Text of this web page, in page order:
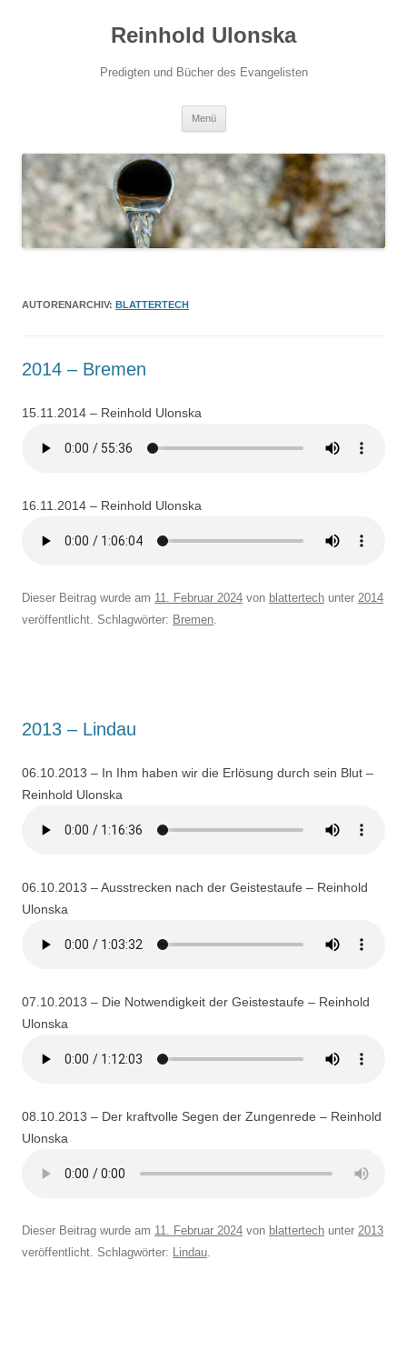
Reinhold Ulonska
Predigten und Bücher des Evangelisten
Menü
AUTORENARCHIV: BLATTERTECH
2014 – Bremen
15.11.2014 – Reinhold Ulonska
16.11.2014 – Reinhold Ulonska
Dieser Beitrag wurde am 11. Februar 2024 von blattertech unter 2014
veröffentlicht. Schlagwörter: Bremen
2013 – Lindau
06.10.2013 – In Ihm haben wir die Erlösung durch sein Blut –
Reinhold Ulonska
06.10.2013 – Ausstrecken nach der Geistestaufe – Reinhold
Ulonska
07.10.2013 – Die Notwendigkeit der Geistestaufe – Reinhold
Ulonska
08.10.2013 – Der kraftvolle Segen der Zungenrede – Reinhold
Ulonska
Dieser Beitrag wurde am 11. Februar 2024 von blattertech unter 2013
veröffentlicht. Schlagwörter:
Lindau